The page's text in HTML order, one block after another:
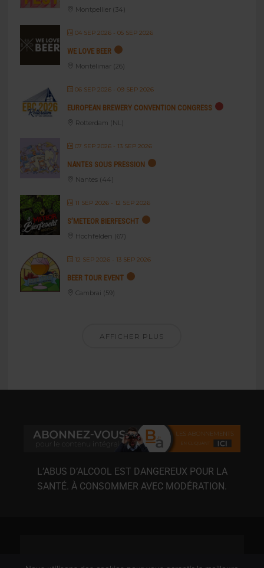
Montpellier (34)
04 SEP 2026- 05 SEP 2026
WE LOVE BEER
Montélimar (26)
06 SEP 2026- 09 SEP 2026
EUROPEAN BREWERY CONVENTION CONGRESS
Rotterdam (NL)
07 SEP 2026- 13 SEP 2026
NANTES SOUS PRESSION
Nantes (44)
11 SEP 2026- 12 SEP 2026
S’METEOR BIERFESCHT
Hochfelden (67)
12 SEP 2026- 13 SEP 2026
BEER TOUR EVENT
Cambrai (59)
AFFICHER PLUS
L’ABUS D’ALCOOL EST DANGEREUX POUR LA
SANTÉ. À CONSOMMER AVEC MODÉRATION.